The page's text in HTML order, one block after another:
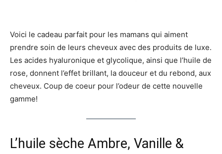
Voici le cadeau parfait pour les mamans qui aiment
prendre soin de leurs cheveux avec des produits de luxe.
Les acides hyaluronique et glycolique, ainsi que l’huile de
rose, donnent l’effet brillant, la douceur et du rebond, aux
cheveux. Coup de coeur pour l’odeur de cette nouvelle
gamme!
L’huile sèche Ambre, Vanille &